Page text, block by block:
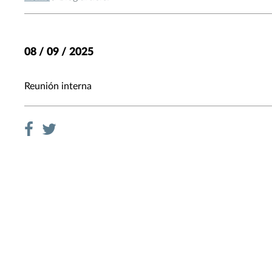
08 / 09 / 2025
Reunión interna